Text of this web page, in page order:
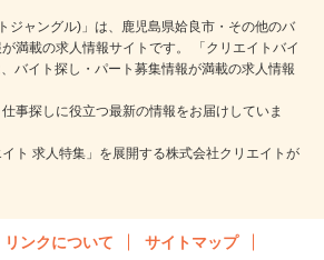
ジャングル)」は、鹿児島県姶良市・その他のバ
満載の求人情報サイトです。 「クリエイトバイ
バイト探し・パート募集情報が満載の求人情報
事探しに役立つ最新の情報をお届けしていま
ト 求人特集」を展開する株式会社クリエイトが
リンクについて
サイトマップ